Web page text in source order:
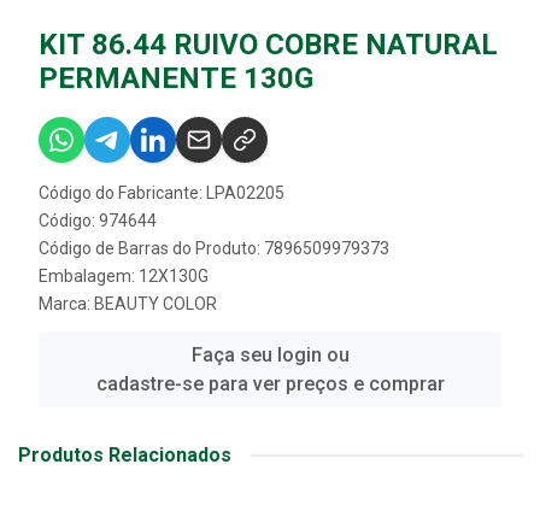
KIT 86.44 RUIVO COBRE NATURAL
PERMANENTE 130G
Código do Fabricante: LPA02205
Código: 974644
Código de Barras do Produto: 7896509979373
Embalagem: 12X130G
Marca: BEAUTY COLOR
Faça seu login ou
cadastre-se para ver preços e comprar
Produtos Relacionados